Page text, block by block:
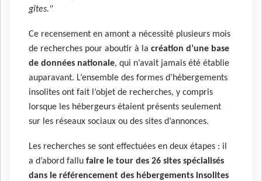
gîtes."
Ce recensement en amont a nécessité plusieurs mois
de recherches pour aboutir à la création d’une base
de données nationale, qui n’avait jamais été établie
auparavant. L’ensemble des formes d’hébergements
insolites ont fait l’objet de recherches, y compris
lorsque les hébergeurs étaient présents seulement
sur les réseaux sociaux ou des sites d’annonces.
Les recherches se sont effectuées en deux étapes : il
a d’abord fallu faire le tour des 26 sites spécialisés
dans le référencement des hébergements insolites